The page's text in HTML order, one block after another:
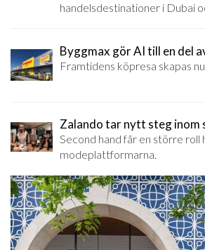
handelsdestinationer i Dubai
Byggmax gör AI till en del
Framtidens köpresa skapas nu.
Zalando tar nytt steg inom
Second hand får en större roll
modeplattformarna.